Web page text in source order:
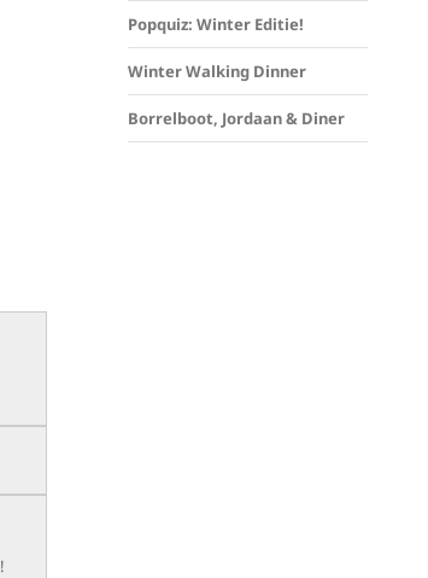
!
Popquiz: Winter Editie!
Winter Walking Dinner
Borrelboot, Jordaan & Diner